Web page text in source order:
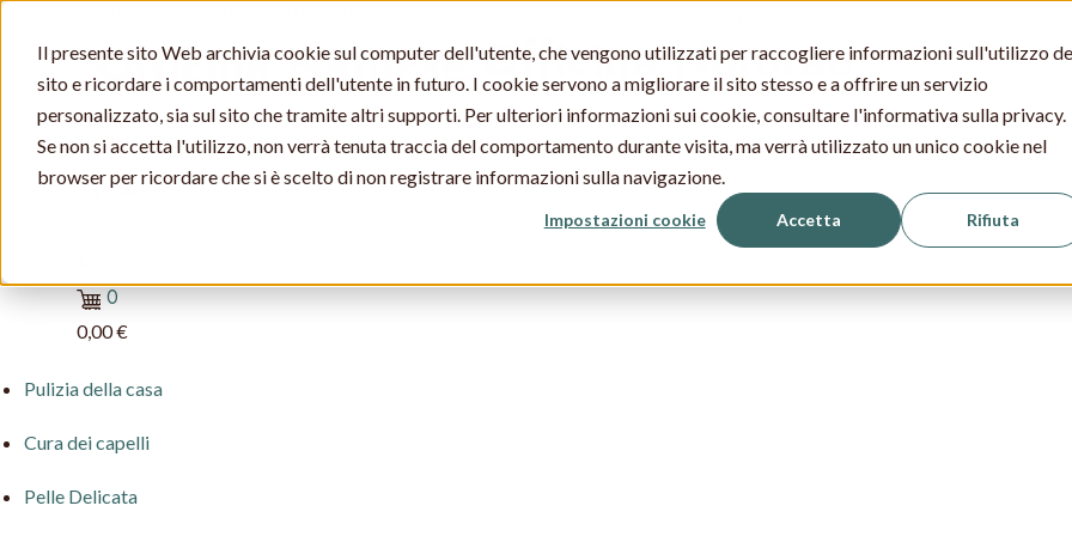
Il presente sito Web archivia cookie sul computer dell'utente, che vengono utilizzati per raccogliere informazioni sull'utilizzo
sito e ricordare i comportamenti dell'utente in futuro. I cookie servono a migliorare il sito stesso e a offrire un servizio
personalizzato, sia sul sito che tramite altri supporti. Per ulteriori informazioni sui cookie, consultare l'informativa sulla privacy.
Se non si accetta l'utilizzo, non verrà tenuta traccia del comportamento durante visita, ma verrà utilizzato un unico cookie nel
browser per ricordare che si è scelto di non registrare informazioni sulla navigazione.
Impostazioni cookie Accetta Rifiuta
Officina Naturae
Cerca
0
0,00 €
Pulizia della casa
Cura dei capelli
Pelle Delicata